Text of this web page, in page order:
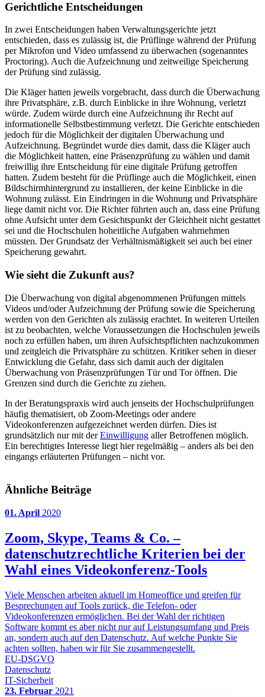
Gerichtliche Entscheidungen
In zwei Entscheidungen haben Verwaltungsgerichte jetzt
entschieden, dass es zulässig ist, die Prüflinge während der Prüfung
per Mikrofon und Video umfassend zu überwachen (sogenanntes
Proctoring). Auch die Aufzeichnung und zeitweilige Speicherung
der Prüfung sind zulässig.
Die Kläger hatten jeweils vorgebracht, dass durch die Überwachung
ihre Privatsphäre, z.B. durch Einblicke in ihre Wohnung, verletzt
würde. Zudem würde durch eine Aufzeichnung ihr Recht auf
informationelle Selbstbestimmung verletzt. Die Gerichte entschieden
jedoch für die Möglichkeit der digitalen Überwachung und
Aufzeichnung. Begründet wurde dies damit, dass die Kläger auch
die Möglichkeit hatten, eine Präsenzprüfung zu wählen und damit
freiwillig ihre Entscheidung für eine digitale Prüfung getroffen
hatten. Zudem besteht für die Prüflinge auch die Möglichkeit, einen
Bildschirmhintergrund zu installieren, der keine Einblicke in die
Wohnung zulässt. Ein Eindringen in die Wohnung und Privatsphäre
liege damit nicht vor. Die Richter führten auch an, dass eine Prüfung
ohne Aufsicht unter dem Gesichtspunkt der Gleichheit nicht gestattet
sei und die Hochschulen hoheitliche Aufgaben wahrnehmen
müssten. Der Grundsatz der Verhältnismäßigkeit sei auch bei einer
Speicherung gewahrt.
Wie sieht die Zukunft aus?
Die Überwachung von digital abgenommenen Prüfungen mittels
Videos und/oder Aufzeichnung der Prüfung sowie die Speicherung
werden von den Gerichten als zulässig erachtet. In weiteren Urteilen
ist zu beobachten, welche Voraussetzungen die Hochschulen jeweils
noch zu erfüllen haben, um ihren Aufsichtspflichten nachzukommen
und zeitgleich die Privatsphäre zu schützen. Kritiker sehen in dieser
Entwicklung die Gefahr, dass sich damit auch der digitalen
Überwachung von Präsenzprüfungen Tür und Tor öffnen. Die
Grenzen sind durch die Gerichte zu ziehen.
In der Beratungspraxis wird auch jenseits der Hochschulprüfungen
häufig thematisiert, ob Zoom-Meetings oder andere
Videokonferenzen aufgezeichnet werden dürfen. Dies ist
grundsätzlich nur mit derEinwilligung aller Betroffenen möglich.
Ein berechtigtes Interesse liegt hier regelmäßig – anders als bei den
eingangs erläuterten Prüfungen – nicht vor.
Ähnliche Beiträge
01. April 2020
Zoom, Skype, Teams & Co. –
datenschutzrechtliche Kriterien bei der
Wahl eines Videokonferenz-Tools
Viele Menschen arbeiten aktuell im Homeoffice und greifen für
Besprechungen auf Tools zurück, die Telefon- oder
Videokonferenzen ermöglichen. Bei der Wahl der richtigen
Software kommt es aber nicht nur auf Leistungsumfang und Preis
an, sondern auch auf den Datenschutz. Auf welche Punkte Sie
achten sollten, haben wir für Sie zusammengestellt.
EU-DSGVO
Datenschutz
IT-Sicherheit
23. Februar 2021